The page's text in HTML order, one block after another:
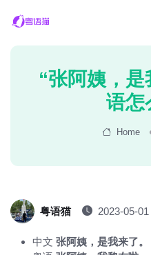
“张阿姨，
语怎
Home
粤语猫 2023-05-01
中文 张阿姨，是我来了。